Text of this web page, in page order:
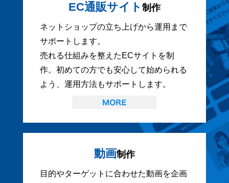
EC通販サイト 制作
ネットショップの立ち上げから運用まで
サポートします。
売れる仕組みを整えたECサイトを制
作。初めての方でも安心して始められる
よう、運用方法もサポートします。
動画制作
目的やターゲットに合わせた動画を企画